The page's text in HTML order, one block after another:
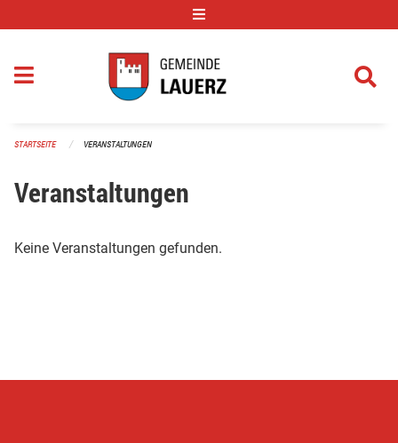
STARTSEITE VERANSTALTUNGEN
Veranstaltungen
Keine Veranstaltungen gefunden.